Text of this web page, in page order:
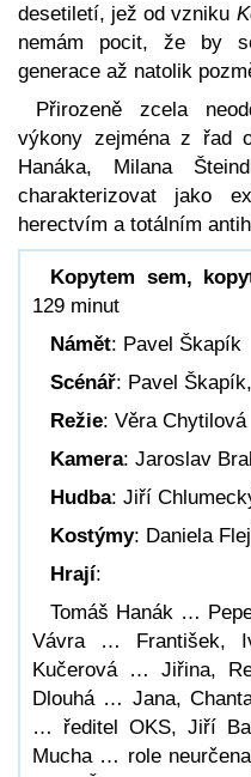
desetiletí, jež od vzniku
nemám pocit, že by
generace až natolik
Přirozeně zcela
výkony zejména z řad
Hanáka, Milana
charakterizovat jako
herectvím a totálním
Kopytem sem,
129 minut
Námět: Pavel Škapík
Scénář: Pavel
Režie: Věra Chytilová
Kamera: Jaroslav
Hudba: Jiří
Kostýmy: Daniela
Hrají:
Tomáš Hanák …
Vávra … František,
Kučerová … Jiřina,
Dlouhá … Jana,
… ředitel OKS, Jiří
Mucha … role